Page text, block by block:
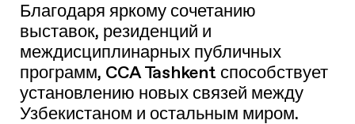
Благодаря яркому сочетанию
выставок, резиденций и
междисциплинарных публичных
программ, CCA Tashkent способствует
установлению новых связей между
Узбекистаном и остальным миром.